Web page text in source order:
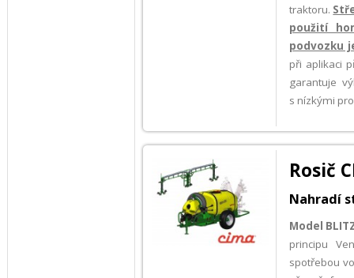
traktoru.
použití
podvozku
při aplikaci
garantuje
s nízkými
Rosič
Nahradí
Model
principu
spotřebou